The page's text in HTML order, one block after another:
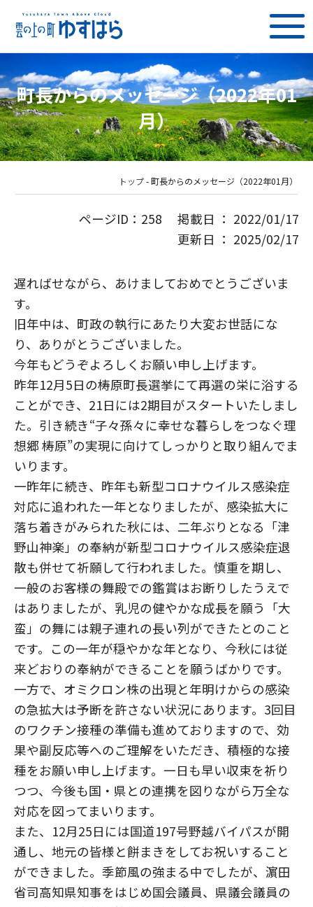
町長からのメッセージ（2022年01
月）
トップ-町長からのメッセージ（2022年01月）
ページID：258 掲載日 ： 2022/01/17
更新日 ： 2025/02/17
遅ればせながら、あけましておめでとうございま
す。
旧年中は、町政の執行にあたり大変お世話にな
り、ありがとうございました。
今年もどうぞよろしくお願い申し上げます。
昨年12月5日の梼原町長選挙にて再選の栄に浴する
ことができ、21日には2期目がスタートいたしまし
た。引き続き“子々孫々に幸せな暮らしをつなぐ理
想郷 梼原”の実現に向けてしっかりと取り組んでま
いります。
一昨年に続き、昨年も新型コロナウイルス感染症
対応に追われた一年となりましたが、感染拡大に
落ち着きがみられた秋には、二年ぶりとなる「津
野山神楽」の奉納が新型コロナウイルス感染症退
散も併せて祈願して行われました。慎重を期し、
一般のお客様の舞殿での鑑賞はお断りしたうえで
はありましたが、乳児の健やかな成長を願う「大
蛮」の舞には親子連れの長い列ができたとのこと
です。この一年が穏やかな年となり、今秋には従
来どおりの奉納ができることを願うばかりです。
一方で、オミクロン株の出現と年明けからの感染
の急拡大は予断を許さない状況にあります。3回目
のワクチン接種の準備も進めておりますので、効
果や副反応等へのご理解をいただき、積極的な接
種をお願い申し上げます。一日も早い収束を祈り
つつ、今後も国・県との連携を図りながら万全な
対応を図ってまいります。
また、12月25日には国道197号野越バイパスが開
通し、地元の皆様と餅まきをしてお祝いすること
ができました。季節風の強まる中でしたが、濵田
省司高知県知事をはじめ国会議員、県議会議員の